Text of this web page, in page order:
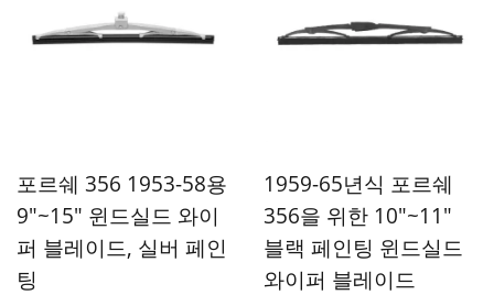
포르쉐 356 1953-58용
9"~15" 윈드실드 와이
퍼 블레이드, 실버 페인
팅
1959-65년식 포르쉐
356을 위한 10"~11"
블랙 페인팅 윈드실드
와이퍼 블레이드